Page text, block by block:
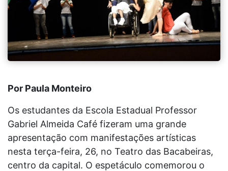
Por Paula Monteiro
Os estudantes da Escola Estadual Professor
Gabriel Almeida Café fizeram uma grande
apresentação com manifestações artísticas
nesta terça-feira, 26, no Teatro das Bacabeiras,
centro da capital. O espetáculo comemorou o